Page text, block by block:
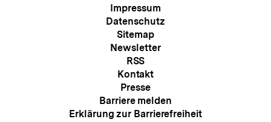
Meta-
Navigation
Impressum
Datenschutz
Sitemap
Newsletter
RSS
Kontakt
Presse
Barriere melden
Erklärung zur Barrierefreiheit